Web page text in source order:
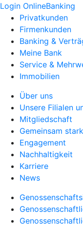
Login OnlineBanking
Privatkunden
Firmenkunden
Banking &
Meine Bank
Service &
Immobilien
Über uns
Unsere Filialen
Mitgliedschaft
Gemeinsam
Engagement
Nachhaltigkeit
Karriere
News